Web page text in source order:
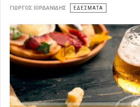
ΓΙΏΡΓΟΣ ΙΟΡΔΑΝΊΔΗΣ ΕΔΕΣΜΑΤΑ